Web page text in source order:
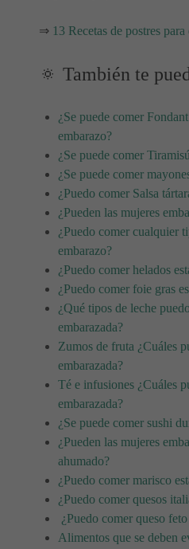
⇒ 13 Recetas de postres
🔅 También te
¿Se puede comer
embarazo?
¿Se puede comer
¿Se puede comer
¿Puedo comer Salsa
¿Pueden las mujeres
¿Puedo comer cualquier
embarazo?
¿Puedo comer helados
¿Puedo comer foie gras
¿Qué tipos de leche
embarazada?
Zumos de fruta ¿Cuáles
embarazada?
Té e infusiones ¿Cuáles
embarazada?
¿Se puede comer sushi
¿Pueden las mujeres
ahumado?
¿Puedo comer marisco
¿Puedo comer quesos
¿Puedo comer queso
Alimentos que se deben